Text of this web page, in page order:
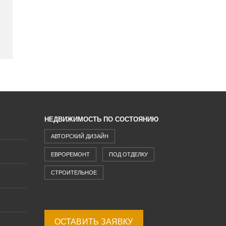
НЕДВИЖИМОСТЬ ПО СОСТОЯНИЮ
АВТОРСКИЙ ДИЗАЙН
ЕВРОРЕМОНТ ПОД ОТДЕЛКУ
СТРОИТЕЛЬНОЕ
ОСТАВИТЬ ЗАЯВКУ